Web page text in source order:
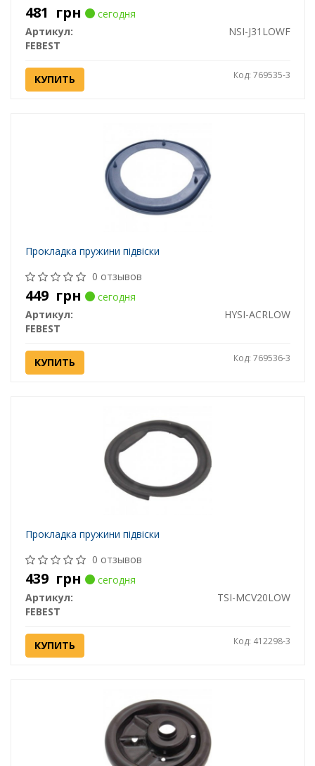
481 грн
сегодня
Артикул:
NSI-J31LOWF
FEBEST
КУПИТЬ Код: 769535-3
Прокладка пружини підвіски
0 отзывов
449 грн
сегодня
Артикул:
HYSI-ACRLOW
FEBEST
КУПИТЬ Код: 769536-3
Прокладка пружини підвіски
0 отзывов
439 грн
сегодня
Артикул:
TSI-MCV20LOW
FEBEST
КУПИТЬ Код: 412298-3